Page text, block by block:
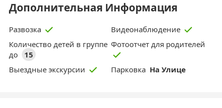
Дополнительная Информация
Развозка
Видеонаблюдение
Количество детей в группе
до
15
Фотоотчет для родителей
Выездные экскурсии Парковка На Улице